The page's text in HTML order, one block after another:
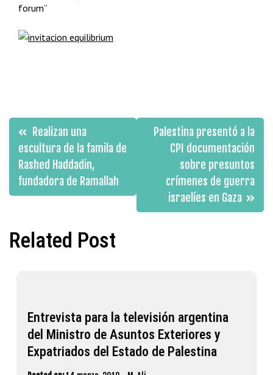
forum”
Navegación
de
entradas
Realizan una
escultura de la famila de
Rashed Haddadin,
fundadora de Ramallah
‪‎Palestina‬ presentó a la
CPI documentación
sobre presuntos
crímenes de guerra
israelíes en ‪‎Gaza‬
Related Post
Entrevista para la televisión argentina
del Ministro de Asuntos Exteriores y
Expatriados del Estado de Palestina